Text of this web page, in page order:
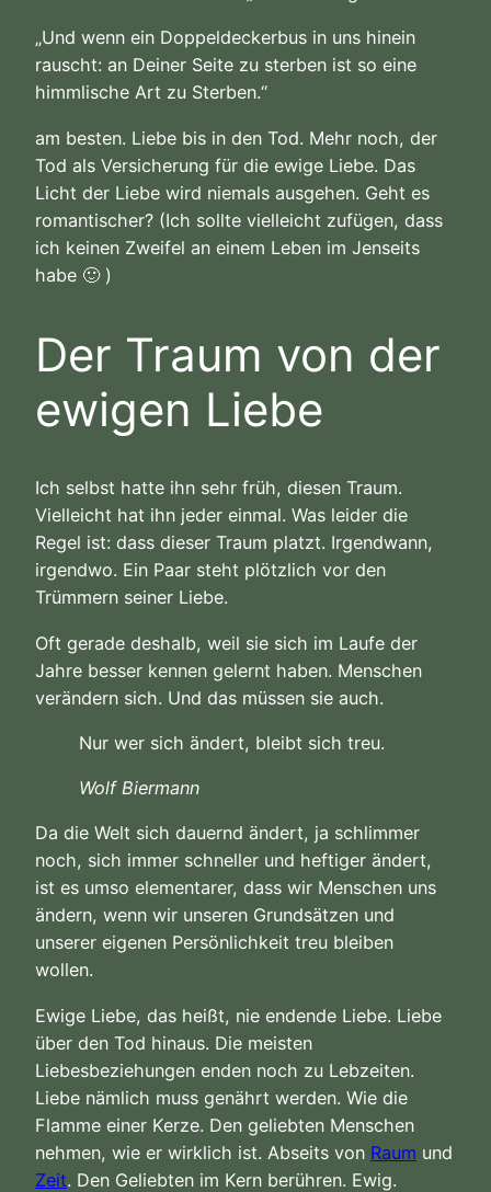
„Und wenn ein Doppeldeckerbus in uns hinein
rauscht: an Deiner Seite zu sterben ist so eine
himmlische Art zu Sterben.“
am besten. Liebe bis in den Tod. Mehr noch, der
Tod als Versicherung für die ewige Liebe. Das
Licht der Liebe wird niemals ausgehen. Geht es
romantischer? (Ich sollte vielleicht zufügen, dass
ich keinen Zweifel an einem Leben im Jenseits
habe 🙂 )
Der Traum von der
ewigen Liebe
Ich selbst hatte ihn sehr früh, diesen Traum.
Vielleicht hat ihn jeder einmal. Was leider die
Regel ist: dass dieser Traum platzt. Irgendwann,
irgendwo. Ein Paar steht plötzlich vor den
Trümmern seiner Liebe.
Oft gerade deshalb, weil sie sich im Laufe der
Jahre besser kennen gelernt haben. Menschen
verändern sich. Und das müssen sie auch.
Nur wer sich ändert, bleibt sich treu.
Wolf Biermann
Da die Welt sich dauernd ändert, ja schlimmer
noch, sich immer schneller und heftiger ändert,
ist es umso elementarer, dass wir Menschen uns
ändern, wenn wir unseren Grundsätzen und
unserer eigenen Persönlichkeit treu bleiben
wollen.
Ewige Liebe, das heißt, nie endende Liebe. Liebe
über den Tod hinaus. Die meisten
Liebesbeziehungen enden noch zu Lebzeiten.
Liebe nämlich muss genährt werden. Wie die
Flamme einer Kerze. Den geliebten Menschen
nehmen, wie er wirklich ist. Abseits von Raum und
Zeit. Den Geliebten im Kern berühren. Ewig.